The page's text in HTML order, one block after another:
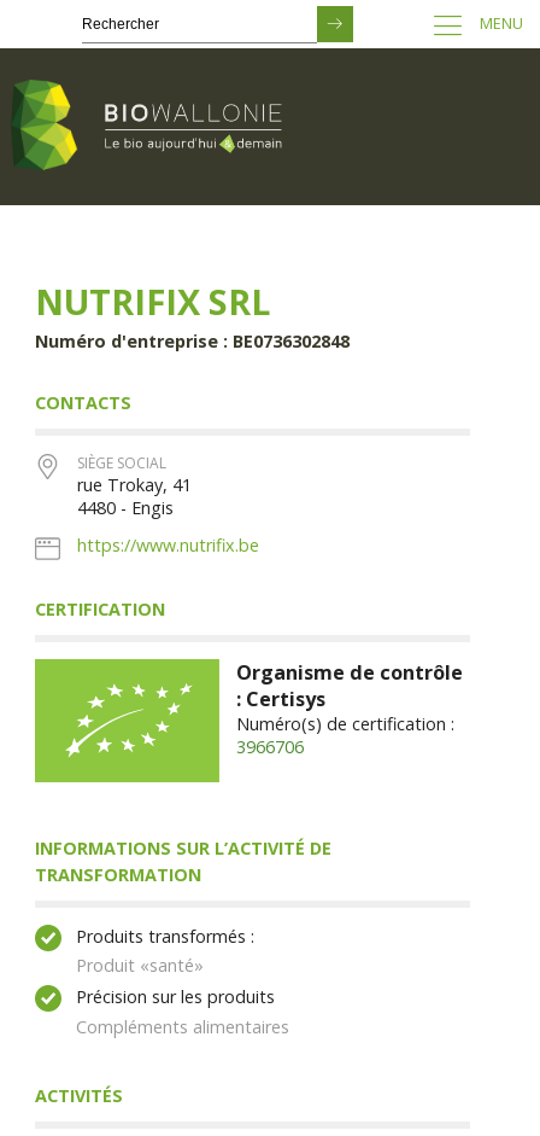
principal
MENU
NUTRIFIX SRL
Numéro d'entreprise : BE0736302848
CONTACTS
SIÈGE SOCIAL
rue Trokay, 41
4480 - Engis
https://www.nutrifix.be
CERTIFICATION
Organisme de contrôle
: Certisys
Numéro(s) de certification :
3966706
INFORMATIONS SUR L’ACTIVITÉ DE
TRANSFORMATION
Produits transformés :
Produit «santé»
Précision sur les produits
Compléments alimentaires
ACTIVITÉS